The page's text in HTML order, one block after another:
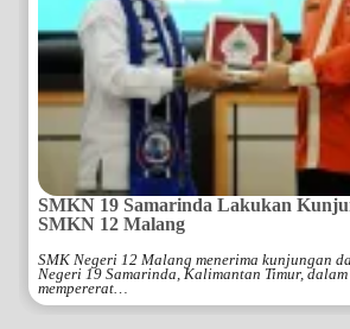
SMKN 19 Samarinda Lakukan
SMKN 12 Malang
SMK Negeri 12 Malang menerima kunjungan
Negeri 19 Samarinda, Kalimantan Timur,
mempererat…